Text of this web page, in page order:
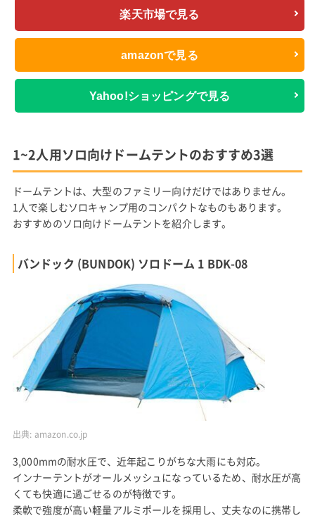
楽天市場で見る
amazonで見る
Yahoo!ショッピングで見る
1~2人用ソロ向けドームテントのおすすめ3選
ドームテントは、大型のファミリー向けだけではありません。
1人で楽しむソロキャンプ用のコンパクトなものもあります。
おすすめのソロ向けドームテントを紹介します。
バンドック (BUNDOK) ソロドーム 1 BDK-08
出典: amazon.co.jp
3,000mmの耐水圧で、近年起こりがちな大雨にも対応。
インナーテントがオールメッシュになっているため、耐水圧が高
くても快適に過ごせるのが特徴です。
柔軟で強度が高い軽量アルミポールを採用し、丈夫なのに携帯し